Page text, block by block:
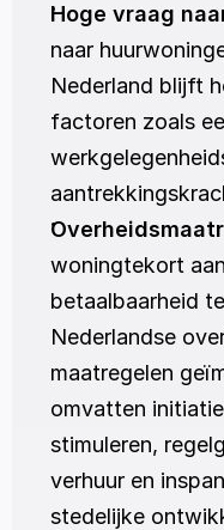
Hoge vraag
naar
Nederland blijft
factoren zoals
woningtekort
betaalbaarheid
Nederlandse
maatregelen
omvatten
stimuleren,
verhuur en
stedelijke